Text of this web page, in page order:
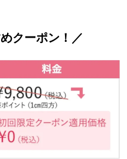
クーポン！／